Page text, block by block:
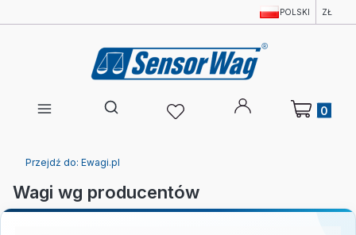
POLSKI ZŁ
Otwórz wyszukiwarkę
Produkty w
Przejdź do: Ewagi.pl
Wagi wg producentów